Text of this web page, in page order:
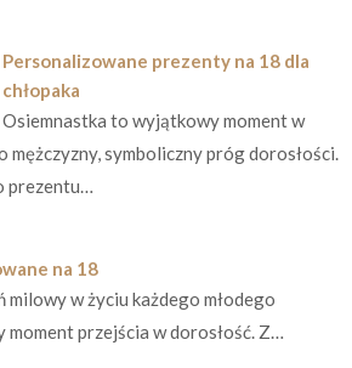
Personalizowane prezenty na 18 dla
chłopaka
Osiemnastka to wyjątkowy moment w
mężczyzny, symboliczny próg dorosłości.
na 18
milowy w życiu każdego młodego
moment przejścia w dorosłość. Z…